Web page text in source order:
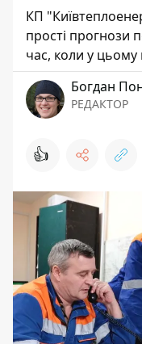
КП
прості прогнози
час, коли у
Богдан
РЕДАКТОР
👍